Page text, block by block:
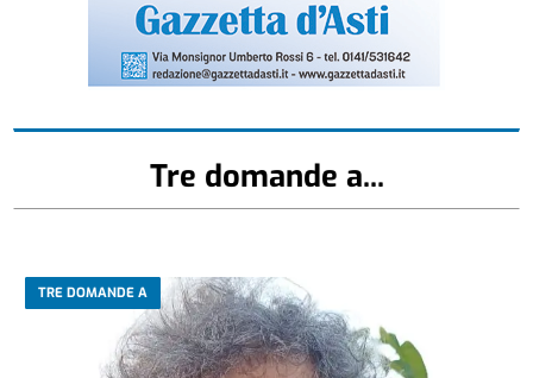
Tre domande a...
TRE DOMANDE A